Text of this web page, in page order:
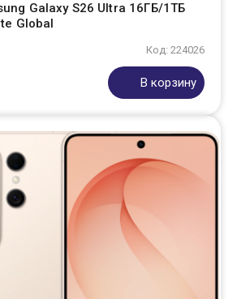
Galaxy S26 Ultra 16ГБ/1ТБ
Global
Код: 224026
В корзину